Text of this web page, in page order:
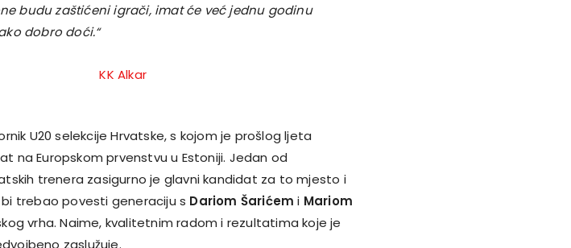
budu zaštićeni igrači, imat će već jednu godinu
dobro doći.“
U20 selekcije Hrvatske, s kojom je prošlog ljeta
na Europskom prvenstvu u Estoniji. Jedan od
trenera zasigurno je glavni kandidat za to mjesto i
trebao povesti generaciju s Dariom Šarićem i Mariom
vrha. Naime, kvalitetnim radom i rezultatima koje je
zaslužuje.